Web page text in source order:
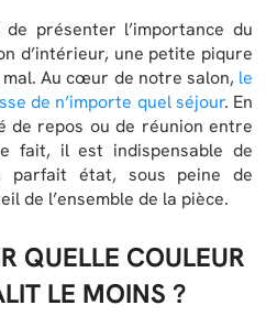
présenter l’importance du
d’intérieur, une petite piqure
Au cœur de notre salon, le
de n’importe quel séjour. En
de repos ou de réunion entre
fait, il est indispensable de
parfait état, sous peine de
de l’ensemble de la pièce.
QUELLE COULEUR
LE MOINS ?